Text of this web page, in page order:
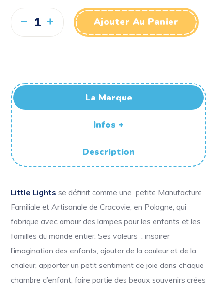
Ajouter Au Panier
La Marque
Infos +
Description
Little Lights se définit comme une petite Manufacture
Familiale et Artisanale de Cracovie, en Pologne, qui
fabrique avec amour des lampes pour les enfants et les
familles du monde entier. Ses valeurs : inspirer
l’imagination des enfants, ajouter de la couleur et de la
chaleur, apporter un petit sentiment de joie dans chaque
chambre d’enfant, faire partie des beaux souvenirs crées